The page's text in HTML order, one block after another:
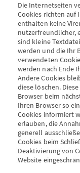
Die Internetseiten
Cookies richten auf
enthalten keine
nutzerfreundlicher,
sind kleine
werden und die Ihr
verwendeten
werden nach Ende
Andere Cookies
diese löschen.
Browser beim
Ihren Browser so
Cookies informiert
erlauben, die
generell
Cookies beim
Deaktivierung von
Website